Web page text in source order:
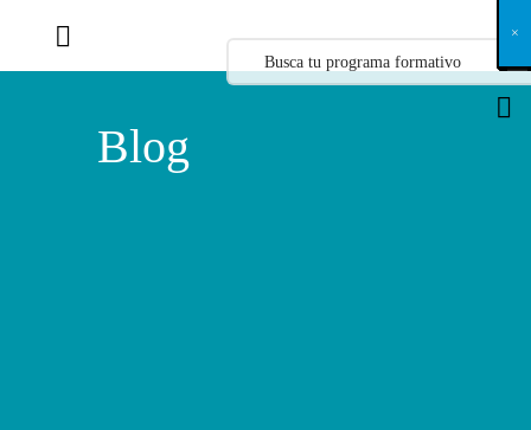
Blog
X
×
×
×
×
×
×
×
×
×
×
×
×
×
×
×
×
×
×
×
×
×
×
×
×
×
×
×
×
×
×
×
×
×
×
×
×
×
×
×
×
×
×
×
×
×
×
×
×
×
×
×
×
×
×
×
×
×
×
×
×
×
×
×
×
×
×
×
×
×
×
×
×
×
×
×
×
×
×
×
×
×
×
×
×
×
×
×
×
×
×
×
×
×
×
×
×
×
×
×
×
×
×
×
×
×
×
×
×
×
×
×
×
×
×
×
×
×
×
×
×
×
×
×
×
×
×
×
×
×
×
×
×
×
×
×
×
×
×
×
×
×
×
×
×
×
×
×
×
×
×
×
×
×
×
×
×
×
×
×
×
×
×
×
×
×
×
×
×
×
×
×
×
×
×
×
×
×
×
×
×
×
×
×
×
×
×
×
×
×
×
×
×
×
×
×
×
×
×
×
×
×
×
×
×
×
×
×
×
×
×
×
×
×
×
×
×